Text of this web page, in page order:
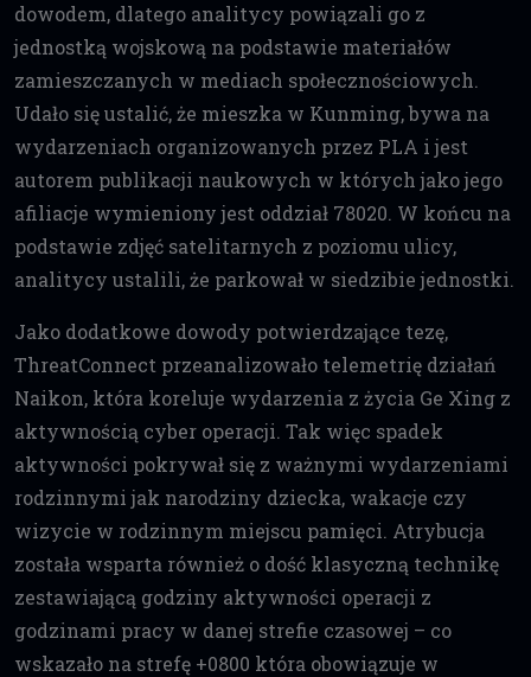
dowodem, dlatego analitycy powiązali go z
jednostką wojskową na podstawie materiałów
zamieszczanych w mediach społecznościowych.
Udało się ustalić, że mieszka w Kunming, bywa na
wydarzeniach organizowanych przez PLA i jest
autorem publikacji naukowych w których jako jego
afiliacje wymieniony jest oddział 78020. W końcu na
podstawie zdjęć satelitarnych z poziomu ulicy,
analitycy ustalili, że parkował w siedzibie jednostki.
Jako dodatkowe dowody potwierdzające tezę,
ThreatConnect przeanalizowało telemetrię działań
Naikon, która koreluje wydarzenia z życia Ge Xing z
aktywnością cyber operacji. Tak więc spadek
aktywności pokrywał się z ważnymi wydarzeniami
rodzinnymi jak narodziny dziecka, wakacje czy
wizycie w rodzinnym miejscu pamięci. Atrybucja
została wsparta również o dość klasyczną technikę
zestawiającą godziny aktywności operacji z
godzinami pracy w danej strefie czasowej – co
wskazało na strefę +0800 która obowiązuje w